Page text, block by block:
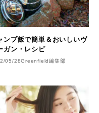
ンプ飯で簡単＆おいしいヴ
ガン・レシピ
05/28Greenfield編集部